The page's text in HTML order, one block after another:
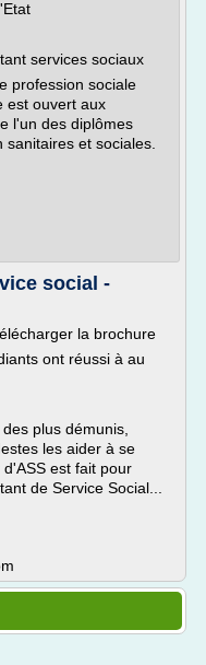
services sociaux
profession sociale
est ouvert aux
l'un des diplômes
et sociales.
social -
la brochure
ont réussi à au
plus démunis,
les aider à se
est fait pour
de Service Social...